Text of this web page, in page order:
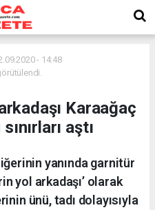
- 14:48
Karaağaç
aştı
yanında garnitür
yol arkadaşı’ olarak
ünü, tadı dolayısıyla